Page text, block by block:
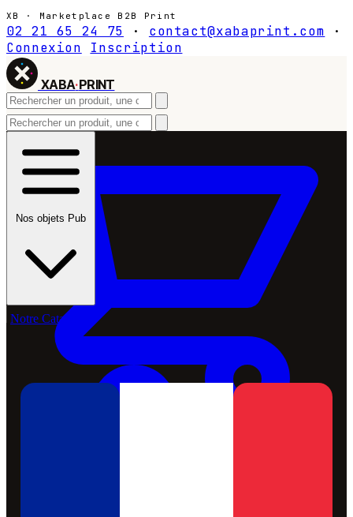
XB · Marketplace B2B Print
02 21 65 24 75 · contact@xabaprint.com
·
Connexion
Inscription
XABA·PRINT
Nos objets Pub
Notre Catalogue